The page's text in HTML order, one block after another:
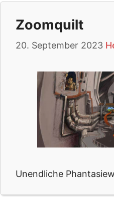
Zoomquilt
20. September 2023
Unendliche